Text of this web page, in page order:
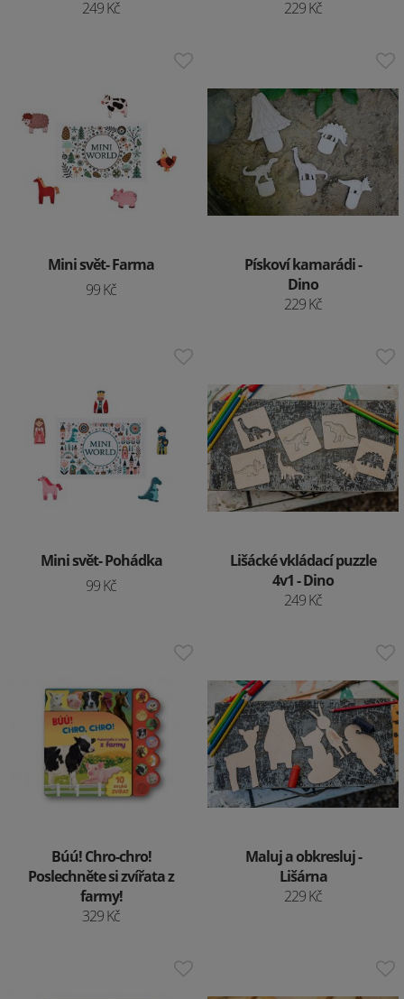
249 Kč 229 Kč
Mini svět- Farma
99 Kč
Pískoví kamarádi -
Dino
229 Kč
Mini svět- Pohádka
99 Kč
Lišácké vkládací puzzle
4v1 - Dino
249 Kč
Búú! Chro-chro!
Poslechněte si zvířata z
farmy!
329 Kč
Maluj a obkresluj -
Lišárna
229 Kč